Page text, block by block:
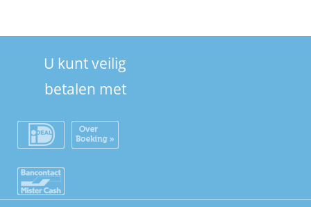
U kunt veilig
betalen met